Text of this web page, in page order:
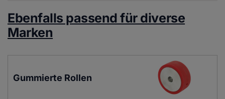
Ebenfalls passend für diverse
Marken
Gummierte Rollen